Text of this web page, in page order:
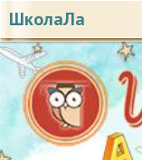
ШколаЛа